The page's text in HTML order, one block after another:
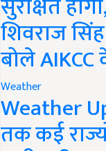
शिवराज
बोले
Weather
Weather
तक कई